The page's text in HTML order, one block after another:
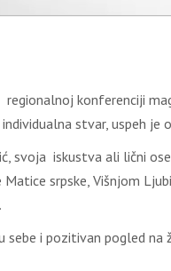
konferenciji
stvar, uspeh je
svoja iskustva ali lični
srpske, Višnjom
i pozitivan pogled